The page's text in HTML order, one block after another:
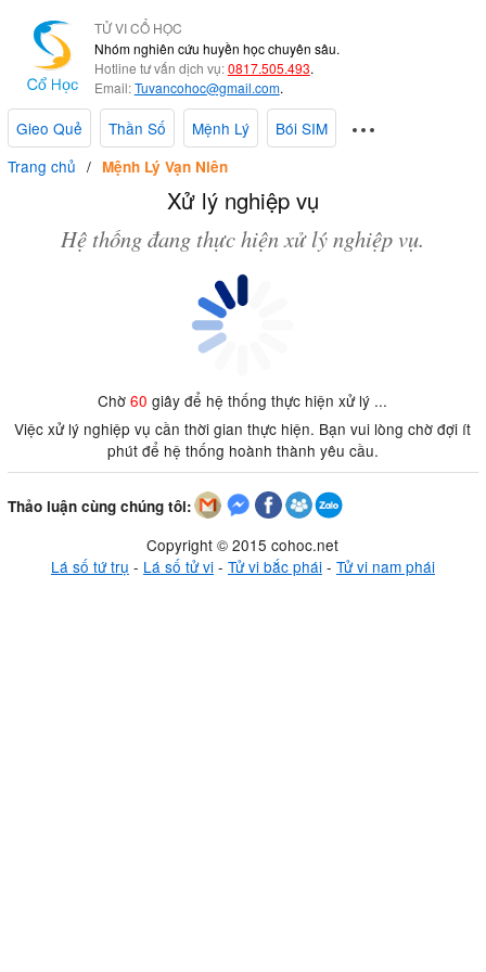
TỬ VI CỔ HỌC
Nhóm nghiên cứu huyền học chuyên sâu.
Hotline tư vấn dịch vụ:0817.505.493.
Email:Tuvancohoc@gmail.com.
Gieo Quẻ Thần Số Mệnh Lý
Bói SIM
Trang chủ
Mệnh Lý Vạn Niên
Xử lý nghiệp vụ
Hệ thống đang thực hiện xử lý nghiệp vụ.
Chờ60 giây để hệ thống thực hiện xử lý ...
Việc xử lý nghiệp vụ cần thời gian thực hiện. Bạn vui lòng chờ đợi ít
phút để hệ thống hoành thành yêu cầu.
Thảo luận cùng chúng tôi:
Copyright © 2015 cohoc.net
Lá số tứ trụ - Lá số tử vi- Tử vi bắc phái- Tử vi nam phái